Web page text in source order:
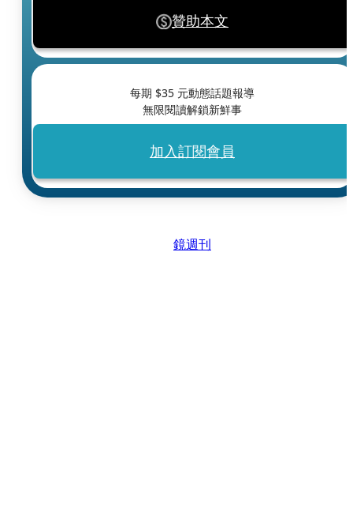
贊助本文
每期 $35 元動態話題報導
無限閱讀解鎖新鮮事
加入訂閱會員
鏡週刊